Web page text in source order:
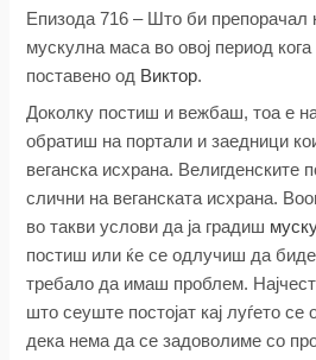
Епизода 716 – Што би препорачал
мускулна маса во овој период
поставено од Виктор.
Доколку постиш и вежбаш, тоа е
обратиш на портали и заедници
веганска исхрана. Велигденските
слични на веганската исхрана.
во такви услови да ја градиш
постиш или ќе се одлучиш да
требало да имаш проблем.
што сеуште постојат кај луѓето се
дека нема да се задоволиме со